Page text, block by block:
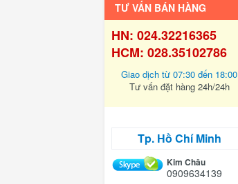
TƯ VẤN BÁN HÀNG
HN: 024.32216365
HCM: 028.35102786
Giao dịch từ 07:30 đến 18:00
Tư vấn đặt hàng 24h/24h
Tp. Hồ Chí Minh
Kim Châu
0909634139